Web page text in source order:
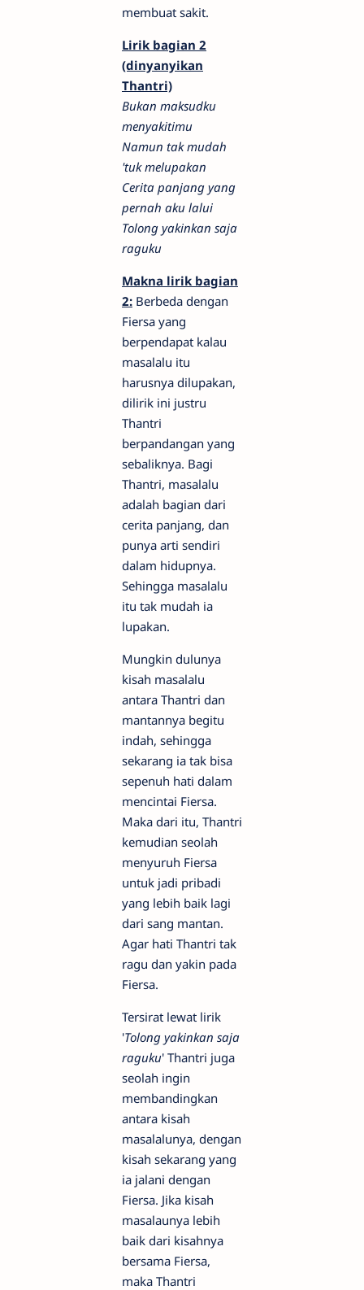
membuat sakit.
Lirik bagian 2
(dinyanyikan
Thantri)
Bukan maksudku
menyakitimu
Namun tak mudah
'tuk melupakan
Cerita panjang yang
pernah aku lalui
Tolong yakinkan saja
raguku
Makna lirik bagian
2: Berbeda dengan
Fiersa yang
berpendapat kalau
masalalu itu
harusnya dilupakan,
dilirik ini justru
Thantri
berpandangan yang
sebaliknya. Bagi
Thantri, masalalu
adalah bagian dari
cerita panjang, dan
punya arti sendiri
dalam hidupnya.
Sehingga masalalu
itu tak mudah ia
lupakan.
Mungkin dulunya
kisah masalalu
antara Thantri dan
mantannya begitu
indah, sehingga
sekarang ia tak bisa
sepenuh hati dalam
mencintai Fiersa.
Maka dari itu, Thantri
kemudian seolah
menyuruh Fiersa
untuk jadi pribadi
yang lebih baik lagi
dari sang mantan.
Agar hati Thantri tak
ragu dan yakin pada
Fiersa.
Tersirat lewat lirik
'Tolong yakinkan saja
raguku' Thantri juga
seolah ingin
membandingkan
antara kisah
masalalunya, dengan
kisah sekarang yang
ia jalani dengan
Fiersa. Jika kisah
masalaunya lebih
baik dari kisahnya
bersama Fiersa,
maka Thantri